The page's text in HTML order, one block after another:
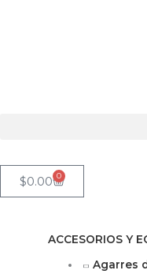
$0.00 0
Cart
ACCESORIOS Y
Agarres